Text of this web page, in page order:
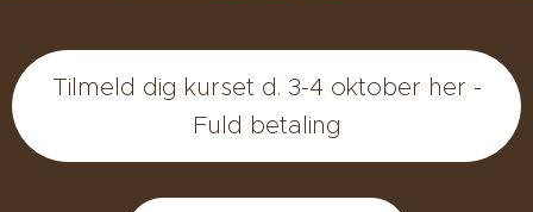
Tilmeld dig kurset d. 3-4 oktober her -
Fuld betaling